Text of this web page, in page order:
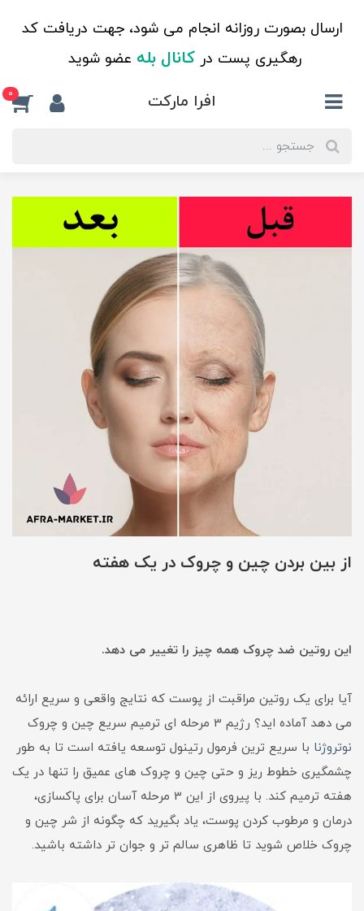
ارسال بصورت روزانه انجام می شود، جهت دریافت کد
رهگیری پست درکانال بله عضو شوید
افرا مارکت 0
از بین بردن چین و چروک در یک هفته
این روتین ضد چروک همه چیز را تغییر می دهد.
آیا برای یک روتین مراقبت از پوست که نتایج واقعی و سریع ارائه
می دهد آماده اید؟ رژیم 3 مرحله ای ترمیم سریع چین و چروک
نوتروژنا با سریع ترین فرمول رتینول توسعه یافته است تا به طور
چشمگیری خطوط ریز و حتی چین و چروک های عمیق را تنها در یک
هفته ترمیم کند. با پیروی از این 3 مرحله آسان برای پاکسازی،
درمان و مرطوب کردن پوست، یاد بگیرید که چگونه از شر چین و
چروک خلاص شوید تا ظاهری سالم تر و جوان تر داشته باشید.